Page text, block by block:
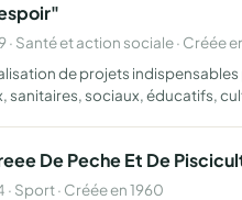
Santé et action sociale · Créée
de projets
sanitaires, sociaux, éducatifs,
De Peche Et De
Sport · Créée en 1960